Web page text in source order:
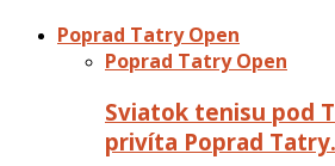
Poprad Tatry Open
Poprad Tatry Open
Sviatok tenisu pod
privíta Poprad